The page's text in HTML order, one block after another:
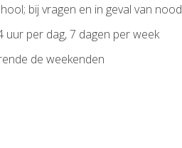
bij vragen en in geval van nood
per dag, 7 dagen per week
de weekenden